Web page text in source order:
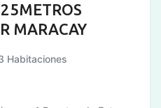
MARACAY
Habitaciones